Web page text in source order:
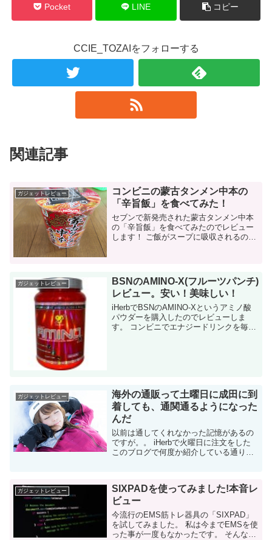
Pocket LINE コピー
CCIE_TOZAIをフォローする
関連記事
ガジェットレビュー
コンビニの蒙古タンメン中本の
「辛旨飯」を食べてみた！
セブンで新発売された蒙古タンメン中本
の「辛旨飯」を食べてみたのでレビュー
します！ ご飯がスープに吸収されるの
ズ...
ガジェットレビュー
BSNのAMINO-X(フルーツパンチ)
レビュー。安い！美味しい！
iHerbでBSNのAMINO-Xというアミノ酸
パウダーを購入したのでレビューしま
す。 コンビニでエナジードリンクを毎回
ガジェットレビュー
海外の通販って土曜日に成田に到
着しても、通関通るようになった
んだ
以前は通してくれなかった記憶があるの
ですが。。 iHerbで火曜日に注文をした
このブログで何度か紹介している通り、
の注文が最も安いので。 ...
ガジェットレビュー
SIXPADを使ってみました!本音レ
ビュー
今流行のEMS筋トレ器具の「SIXPAD」
を試してみました。 私は今までEMSを使
った事が一度もなかったです。 そんな初